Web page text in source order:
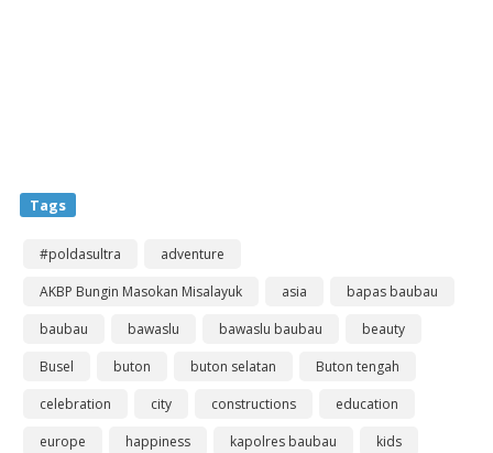
Tags
#poldasultra
adventure
AKBP Bungin Masokan Misalayuk
asia
bapas baubau
baubau
bawaslu bawaslu baubau
beauty
Busel
buton buton selatan
Buton tengah
celebration
city constructions
education
europe
happiness kapolres baubau
kids